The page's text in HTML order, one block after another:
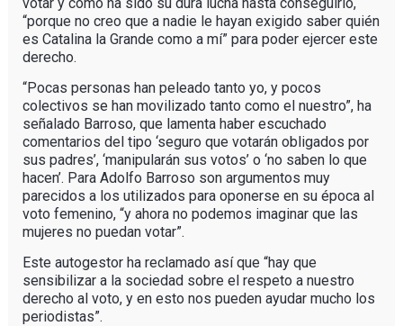
“porque no creo que a nadie le hayan exigido saber quién
es Catalina la Grande como a mí” para poder ejercer este
derecho.
“Pocas personas han peleado tanto yo, y pocos
colectivos se han movilizado tanto como el nuestro”, ha
señalado Barroso, que lamenta haber escuchado
comentarios del tipo ‘seguro que votarán obligados por
sus padres’, ‘manipularán sus votos’ o ‘no saben lo que
hacen’. Para Adolfo Barroso son argumentos muy
parecidos a los utilizados para oponerse en su época al
voto femenino, “y ahora no podemos imaginar que las
mujeres no puedan votar”.
Este autogestor ha reclamado así que “hay que
sensibilizar a la sociedad sobre el respeto a nuestro
derecho al voto, y en esto nos pueden ayudar mucho los
periodistas”.